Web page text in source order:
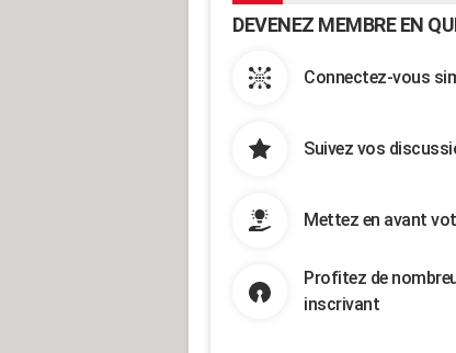
DEVENEZ MEMBRE EN
Connectez-vous
Suivez vos
Mettez en avant
Profitez de
inscrivant